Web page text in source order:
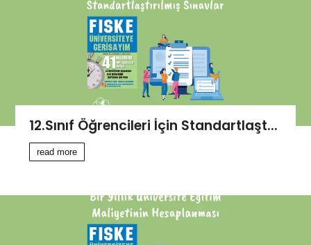
12.Sınıf Öğrencileri İçin Standartlaşt...
read more